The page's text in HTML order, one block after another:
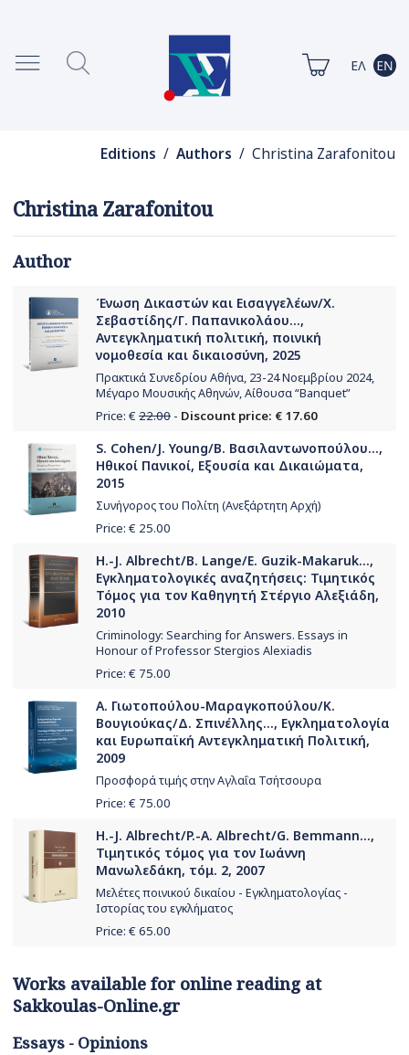
Editions / Authors / Christina Zarafonitou
Christina Zarafonitou
Author
Ένωση Δικαστών και Εισαγγελέων/Χ.
Σεβαστίδης/Γ. Παπανικολάου...,
Αντεγκληματική πολιτική, ποινική
νομοθεσία και δικαιοσύνη, 2025
Πρακτικά Συνεδρίου Αθήνα, 23-24 Νοεμβρίου 2024,
Μέγαρο Μουσικής Αθηνών, Αίθουσα “Banquet”
Price: € 22.00 - Discount price: € 17.60
S. Cohen/J. Young/Β. Βασιλαντωνοπούλου...,
Ηθικοί Πανικοί, Εξουσία και Δικαιώματα,
2015
Συνήγορος του Πολίτη (Ανεξάρτητη Αρχή)
Price: € 25.00
H.-J. Albrecht/B. Lange/E. Guzik-Makaruk...,
Εγκληματολογικές αναζητήσεις: Τιμητικός
Τόμος για τον Καθηγητή Στέργιο Αλεξιάδη,
2010
Criminology: Searching for Answers. Essays in
Honour of Professor Stergios Alexiadis
Price: € 75.00
Α. Γιωτοπούλου-Μαραγκοπούλου/Κ.
Βουγιούκας/Δ. Σπινέλλης..., Εγκληματολογία
και Ευρωπαϊκή Αντεγκληματική Πολιτική,
2009
Προσφορά τιμής στην Αγλαΐα Τσήτσουρα
Price: € 75.00
H.-J. Albrecht/P.-A. Albrecht/G. Bemmann...,
Τιμητικός τόμος για τον Ιωάννη
Μανωλεδάκη, τόμ. 2, 2007
Μελέτες ποινικού δικαίου - Εγκληματολογίας -
Ιστορίας του εγκλήματος
Price: € 65.00
Works available for online reading at
Sakkoulas-Online.gr
Essays - Opinions